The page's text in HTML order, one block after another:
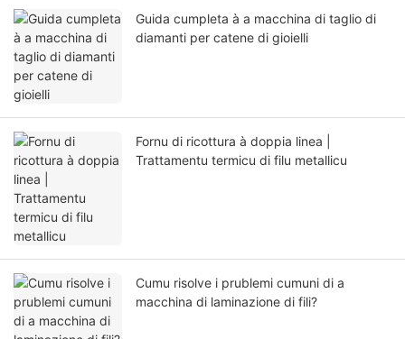
Guida cumpleta à a macchina di taglio di
diamanti per catene di gioielli
Fornu di ricottura à doppia linea |
Trattamentu termicu di filu metallicu
Cumu risolve i prublemi cumuni di a
macchina di laminazione di fili?